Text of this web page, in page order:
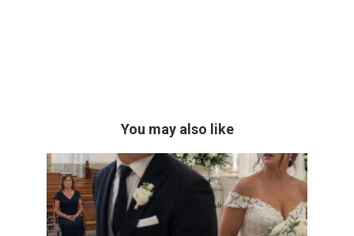
You may also like